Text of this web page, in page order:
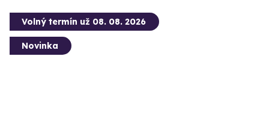
Volný termín už 08. 08. 2026
Novinka